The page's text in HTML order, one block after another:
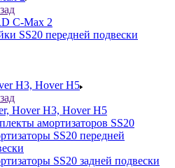
C-Max 2
SS20 передней подвески
H3, Hover H5
Hover H3, Hover H5
амортизаторов SS20
SS20 передней
SS20 задней подвески